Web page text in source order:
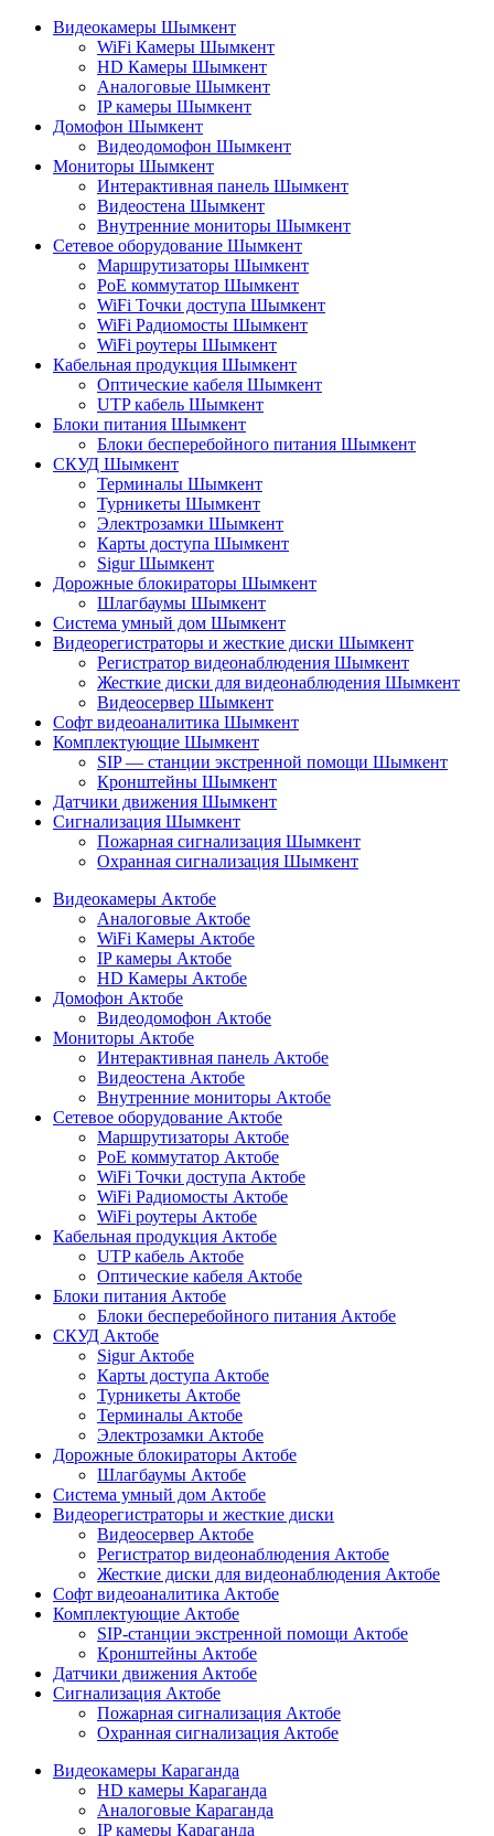
Видеокамеры Шымкент
WiFi Камеры Шымкент
HD Камеры Шымкент
Аналоговые Шымкент
IP камеры Шымкент
Домофон Шымкент
Видеодомофон Шымкент
Мониторы Шымкент
Интерактивная панель Шымкент
Видеостена Шымкент
Внутренние мониторы Шымкент
Сетевое оборудование Шымкент
Маршрутизаторы Шымкент
PoE коммутатор Шымкент
WiFi Точки доступа Шымкент
WiFi Радиомосты Шымкент
WiFi роутеры Шымкент
Кабельная продукция Шымкент
Оптические кабеля Шымкент
UTP кабель Шымкент
Блоки питания Шымкент
Блоки бесперебойного питания Шымкент
СКУД Шымкент
Терминалы Шымкент
Турникеты Шымкент
Электрозамки Шымкент
Карты доступа Шымкент
Sigur Шымкент
Дорожные блокираторы Шымкент
Шлагбаумы Шымкент
Система умный дом Шымкент
Видеорегистраторы и жесткие диски Шымкент
Регистратор видеонаблюдения Шымкент
Жесткие диски для видеонаблюдения Шымкент
Видеосервер Шымкент
Софт видеоаналитика Шымкент
Комплектующие Шымкент
SIP — станции экстренной помощи Шымкент
Кронштейны Шымкент
Датчики движения Шымкент
Сигнализация Шымкент
Пожарная сигнализация Шымкент
Охранная сигнализация Шымкент
Видеокамеры Актобе
Аналоговые Актобе
WiFi Камеры Актобе
IP камеры Актобе
HD Камеры Актобе
Домофон Актобе
Видеодомофон Актобе
Мониторы Актобе
Интерактивная панель Актобе
Видеостена Актобе
Внутренние мониторы Актобе
Сетевое оборудование Актобе
Маршрутизаторы Актобе
PoE коммутатор Актобе
WiFi Точки доступа Актобе
WiFi Радиомосты Актобе
WiFi роутеры Актобе
Кабельная продукция Актобе
UTP кабель Актобе
Оптические кабеля Актобе
Блоки питания Актобе
Блоки бесперебойного питания Актобе
СКУД Актобе
Sigur Актобе
Карты доступа Актобе
Турникеты Актобе
Терминалы Актобе
Электрозамки Актобе
Дорожные блокираторы Актобе
Шлагбаумы Актобе
Система умный дом Актобе
Видеорегистраторы и жесткие диски
Видеосервер Актобе
Регистратор видеонаблюдения Актобе
Жесткие диски для видеонаблюдения Актобе
Софт видеоаналитика Актобе
Комплектующие Актобе
SIP-станции экстренной помощи Актобе
Кронштейны Актобе
Датчики движения Актобе
Сигнализация Актобе
Пожарная сигнализация Актобе
Охранная сигнализация Актобе
Видеокамеры Караганда
HD камеры Караганда
Аналоговые Караганда
IP камеры Караганда